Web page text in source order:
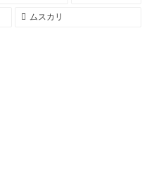
ムスカリ